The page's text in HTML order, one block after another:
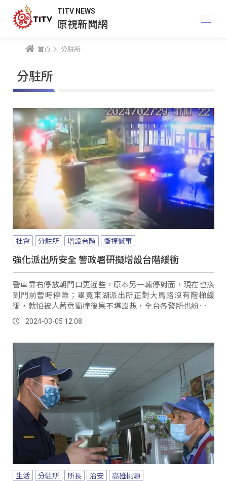
TITV NEWS
原視新聞網
首頁 分駐所
分駐所
社會 分駐所 增設台階 衝撞憾事
強化派出所安全 警政署研擬增設台階緩衝
警車靠右停放朝門口更近些，原本另一輛停對面，現在也換
到門前暫時停靠；畢竟東湖派出所正對大馬路沒有階梯緩
衝，就怕被人蓄意衝撞後果不堪設想，全台各警所也紛紛祭
防護措施。
2024-03-05 12:08
生活 分駐所 所長 治安 高雄桃源